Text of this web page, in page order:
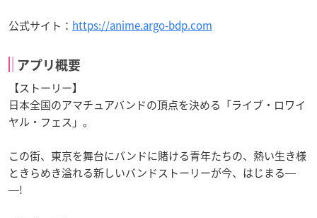
公式サイト： https://anime.argo-bdp.com
アプリ概要
【ストーリー】
日本全国のアマチュアバンドの頂点を決める「ライブ・ロワイ
ヤル・フェス」。
この街、東京を舞台にバンドに賭ける青年たちの、熱い生き様
ときらめき溢れる新しいバンドストーリーが今、はじまる―
―!